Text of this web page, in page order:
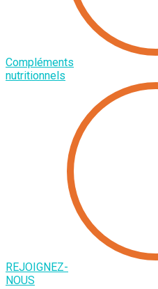
Compléments
nutritionnels
REJOIGNEZ-
NOUS